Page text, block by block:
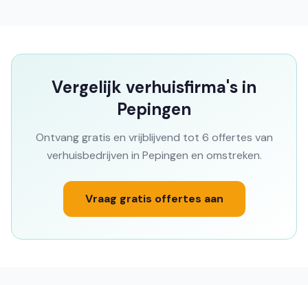
Vergelijk verhuisfirma's in
Pepingen
Ontvang gratis en vrijblijvend tot 6 offertes van
verhuisbedrijven in Pepingen en omstreken.
Vraag gratis offertes aan